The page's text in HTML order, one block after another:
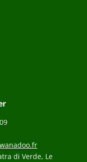
di Verde, Le